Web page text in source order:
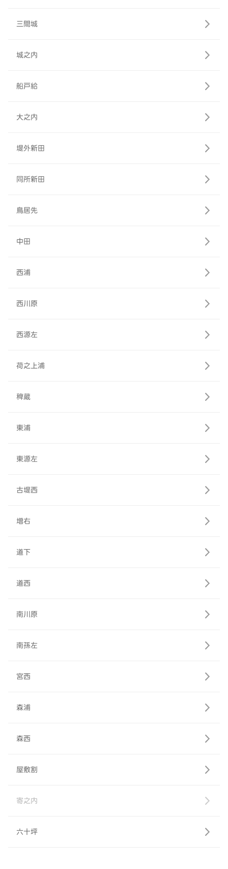
三間城
城之内
船戸給
大之内
堤外新田
同所新田
鳥居先
中田
西浦
西川原
西源左
荷之上浦
稗蔵
東浦
東源左
古堤西
増右
道下
道西
南川原
南孫左
宮西
森浦
森西
屋敷割
寄之内
六十坪